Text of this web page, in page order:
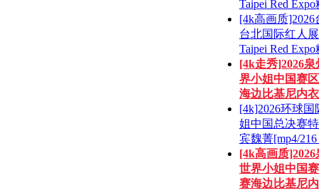
Taipei Red Expo
[4k高画质]2026
台北国际红人展
Taipei Red Expo
[4k走秀]2026泉
界小姐中国赛
海边比基尼内
[4k]2026环球国
姐中国总决赛
宾魏菁[mp4/216
[4k高画质]2026
世界小姐中国
赛海边比基尼